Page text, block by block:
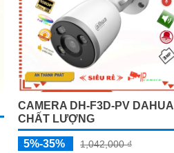
CAMERA DH-F3D-PV DAHUA
CHẤT LƯỢNG
5%-35%
1,042,000 ₫